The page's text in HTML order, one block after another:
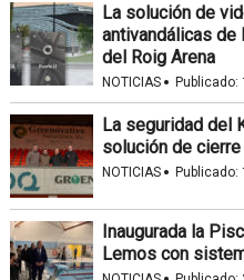
La solución de
antivandálicas de
del Roig Arena
NOTICIAS · Publicado:
La seguridad del
solución de
NOTICIAS · Publicado:
Inaugurada la
Lemos con